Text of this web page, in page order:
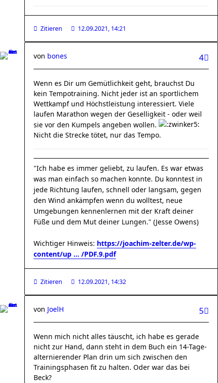
Zitieren 12.09.2021, 14:21
4
von bones
Wenn es Dir um Gemütlichkeit geht, brauchst Du
kein Tempotraining. Nicht jeder ist an sportlichem
Wettkampf und Höchstleistung interessiert. Viele
laufen Marathon wegen der Geselligkeit - oder weil
sie vor den Kumpels angeben wollen.
Nicht die Strecke tötet, nur das Tempo.
"Ich habe es immer geliebt, zu laufen. Es war etwas
was man einfach so machen konnte. Du konntest in
jede Richtung laufen, schnell oder langsam, gegen
den Wind ankämpfen wenn du wolltest, neue
Umgebungen kennenlernen mit der Kraft deiner
Füße und dem Mut deiner Lungen." (Jesse Owens)
Wichtiger Hinweis: https://joachim-zelter.de/wp-
content/up ... /PDF.9.pdf
Zitieren 12.09.2021, 14:32
5
von JoelH
Wenn mich nicht alles täuscht, ich habe es gerade
nicht zur Hand, dann steht in dem Buch ein 14-Tage-
alternierender Plan drin um sich zwischen den
Trainingsphasen fit zu halten. Oder war das bei
Beck?